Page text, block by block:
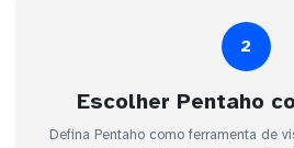
2
Escolher Pentaho
Defina Pentaho como ferramenta de